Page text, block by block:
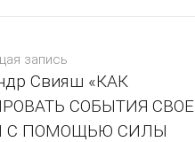
запись
Свияш «КАК
СОБЫТИЯ
С ПОМОЩЬЮ СИЛЫ